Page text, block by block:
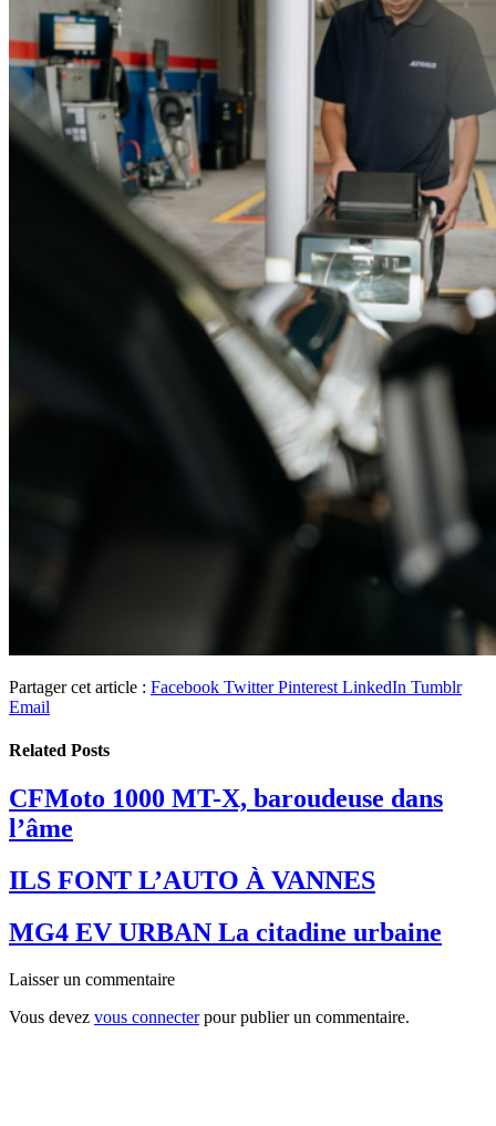
Partager cet article : Facebook Twitter Pinterest LinkedIn Tumblr
Email
Related Posts
CFMoto 1000 MT-X, baroudeuse dans
l’âme
ILS FONT L’AUTO À VANNES
MG4 EV URBAN La citadine urbaine
Laisser un commentaire
Vous devez vous connecterpour publier un commentaire.